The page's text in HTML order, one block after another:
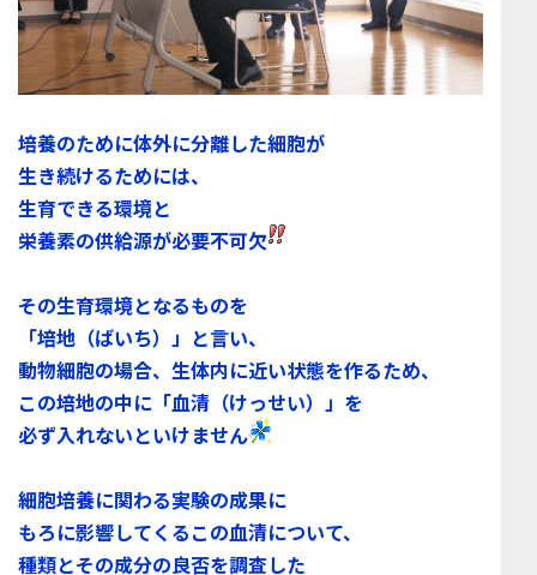
培養のために体外に分離した細胞が
生き続けるためには、
生育できる環境と
栄養素の供給源が必要不可欠
その生育環境となるものを
「培地（ばいち）」 と言い、
動物細胞の場合、生体内に近い状態を作るため、
この培地の中に 「血清（けっせい） 」を
必ず入れないといけません
細胞培養に関わる実験の成果に
もろに影響してくるこの血清について、
種類とその成分の良否を調査した